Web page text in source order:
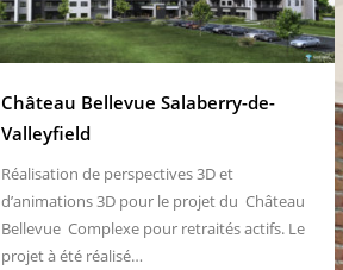
Château Bellevue Salaberry-de-
Valleyfield
Réalisation de perspectives 3D et
d’animations 3D pour le projet du Château
Bellevue Complexe pour retraités actifs. Le
projet à été réalisé…